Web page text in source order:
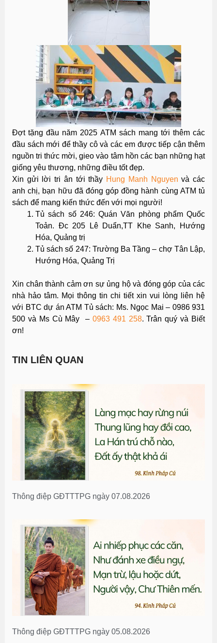
Đợt tặng đầu năm 2025 ATM sách mang tới thêm các
đầu sách mới để thầy cô và các em được tiếp cận thêm
nguồn tri thức mời, gieo vào tâm hồn các bạn những hạt
giống yêu thương, những điều tốt đẹp.
Xin gửi lời tri ân tới thầy Hung Manh Nguyen và các
anh chị, bạn hữu đã đóng góp đồng hành cùng ATM tủ
sách để mang kiến thức đến với mọi người!
Tủ sách số 246: Quán Văn phòng phẩm Quốc
Toản. Đc 205 Lê Duẩn,TT Khe Sanh, Hướng
Hóa, Quảng trị
Tủ sách số 247: Trường Ba Tầng – chợ Tân Lập,
Hướng Hóa, Quảng Trị
Xin chân thành cảm ơn sự ủng hộ và đóng góp của các
nhà hảo tâm. Mọi thông tin chi tiết xin vui lòng liên hệ
với BTC dự án ATM Tủ sách: Ms. Ngọc Mai – 0986 931
500 và Ms Cù Mây – 0963 491 258. Trân quý và Biết
ơn!
TIN LIÊN QUAN
Thông điệp GĐTTTPG ngày 07.08.2026
Thông điệp GĐTTTPG ngày 05.08.2026